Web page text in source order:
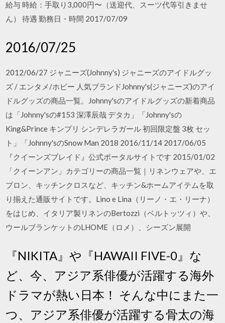
給与 時給：手取り3,000円〜（送迎代、スーツ代等引きませ
ん） 待遇 勤務日・時間 2017/07/09
2016/07/25
2012/06/27 ジャニーズ(Johnny's) ジャニーズのアイドルグッ
ズ / エンタメ/ホビー 人気ブランドJohnny's(ジャニーズ)のアイ
ドルグッズの商品一覧。Johnny'sのアイドルグッズの新着商品
は「Johnny'sの#153 深澤辰哉 デタカ」「Johnny'sの
King&Prince キンプリ シンデレラガール 初回限定盤 3枚 セッ
ト」「Johnny'sのSnow Man 2018 2016/11/14 2017/06/05
『クイーンズブレイド』公式ポータルサイトです 2015/01/02
「クイーンアン」カテゴリーの商品一覧｜リネンウェアや、エ
プロン、キッチンクロスなど、キッチン&ホームアイテムを取
り揃えた通販サイトです。Lino e Lina（リーノ・エ・リーナ）
をはじめ、イタリア製リネンのBertozzi（ベルトッツィ）や、
ウールブランケットのLHOME（ロメ）、シーズン展開
『NIKITA』や『HAWAII FIVE-0』な
ど、今、アジア系俳優が活躍する海外
ドラマが熱い日本！ そんな中にまた一
つ、アジア系俳優が活躍する骨太の海